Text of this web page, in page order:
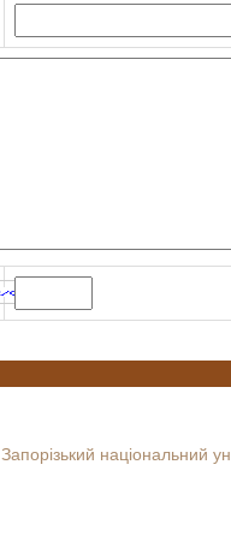
Запорізький національний